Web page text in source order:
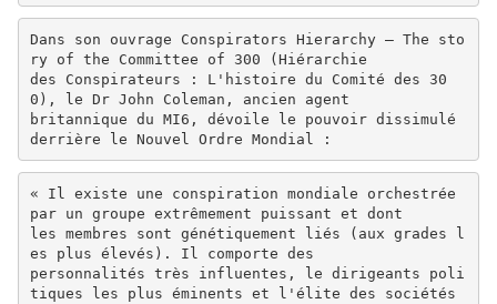
Dans son ouvrage Conspirators Hierarchy — The sto
ry of the Committee of 300 (Hiérarchie
des Conspirateurs : L'histoire du Comité des 30
0), le Dr John Coleman, ancien agent
britannique du MI6, dévoile le pouvoir dissimulé
derrière le Nouvel Ordre Mondial :
« Il existe une conspiration mondiale orchestrée
par un groupe extrêmement puissant et dont
les membres sont génétiquement liés (aux grades l
es plus élevés). Il comporte des
personnalités très influentes, le dirigeants poli
tiques les plus éminents et l'élite des sociétés